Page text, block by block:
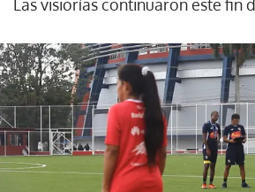
Las visiorías continuaron este fin